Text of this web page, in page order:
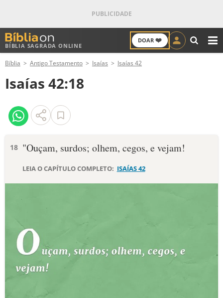
BÍBLIA SAGRADA ONLINE
DOAR ❤️
ANTIGO TESTAMENTO
NOVO TESTAMENTO
VERSÍCULOS
PALAVRA DO DIA
10 MANDAMENTOS
ESTUDOS BÍBLICOS
ESBOÇOS DE PREGAÇÃO
Bíblia Antigo Testamento Isaías Isaías 42
Isaías 42:18
18 "Ouçam, surdos; olhem, cegos, e vejam!
LEIA O CAPÍTULO COMPLETO: ISAÍAS 42